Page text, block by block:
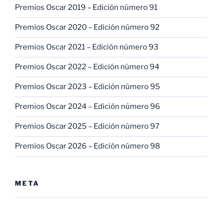
Premios Oscar 2019 – Edición número 91
Premios Oscar 2020 – Edición número 92
Premios Oscar 2021 – Edición número 93
Premios Oscar 2022 – Edición número 94
Premios Oscar 2023 – Edición número 95
Premios Oscar 2024 – Edición número 96
Premios Oscar 2025 – Edición número 97
Premios Oscar 2026 – Edición número 98
META